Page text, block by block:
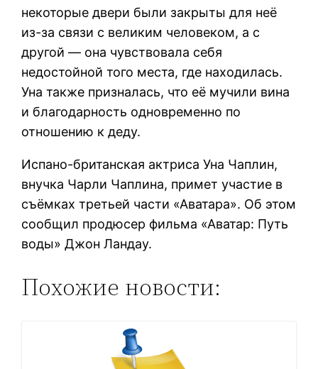
некоторые двери были закрыты для неё
из-за связи с великим человеком, а с
другой — она чувствовала себя
недостойной того места, где находилась.
Уна также призналась, что её мучили вина
и благодарность одновременно по
отношению к деду.
Испано-британская актриса Уна Чаплин,
внучка Чарли Чаплина, примет участие в
съёмках третьей части «Аватара». Об этом
сообщил продюсер фильма «Аватар: Путь
воды» Джон Ландау.
Похожие новости: